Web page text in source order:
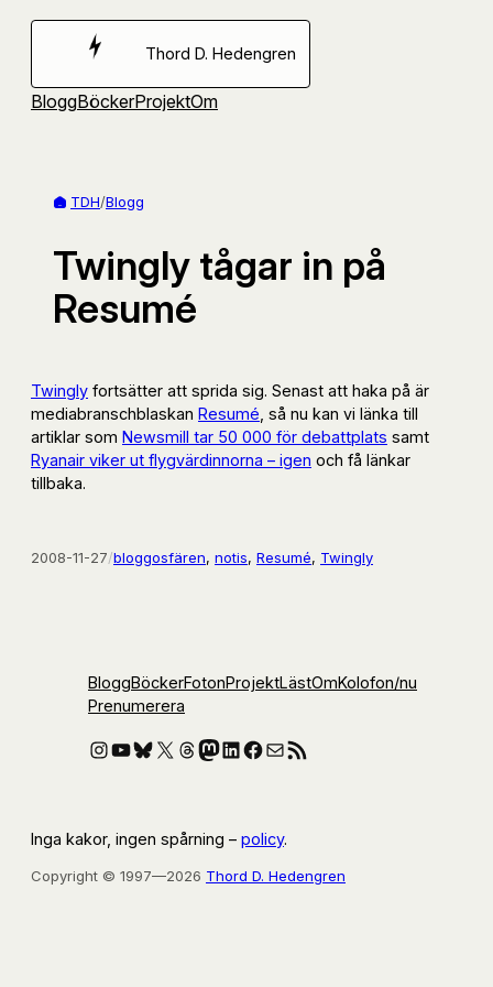
Hoppa
Thord D. Hedengren
BloggBöckerProjektOm
TDH/Blogg
Twingly tågar in på
Resumé
Twingly fortsätter att sprida sig. Senast att haka på är
mediabranschblaskan Resumé , så nu kan vi länka till
artiklar som Newsmill tar 50 000 för debattplats samt
Ryanair viker ut flygvärdinnorna – igen och få länkar
tillbaka.
2008-11-27/bloggosfären, notis, Resumé, Twingly
BloggBöckerFotonProjektLästOmKolofon/nu
Prenumerera
Instagram
YouTube
Bluesky
X Threads
Mastodon
LinkedIn
Facebook
E-postRSS-flöde
Inga kakor, ingen spårning – policy.
Copyright © 1997—2026 Thord D. Hedengren